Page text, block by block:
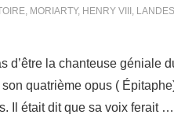
, MORIARTY, HENRY VIII , LANDES
d’être la chanteuse géniale
son quatrième opus (
Il était dit que sa voix ferait …